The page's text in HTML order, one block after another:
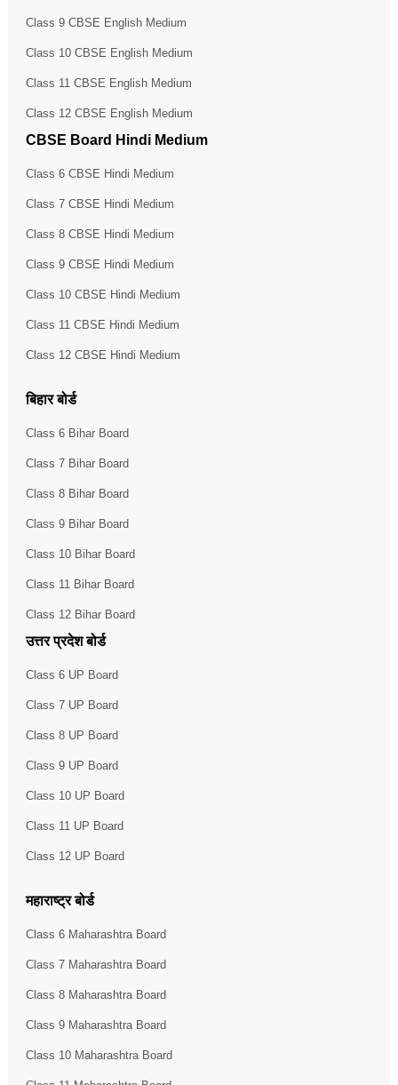
Class 9 CBSE English Medium
Class 10 CBSE English Medium
Class 11 CBSE English Medium
Class 12 CBSE English Medium
CBSE Board Hindi Medium
Class 6 CBSE Hindi Medium
Class 7 CBSE Hindi Medium
Class 8 CBSE Hindi Medium
Class 9 CBSE Hindi Medium
Class 10 CBSE Hindi Medium
Class 11 CBSE Hindi Medium
Class 12 CBSE Hindi Medium
बिहार बोर्ड
Class 6 Bihar Board
Class 7 Bihar Board
Class 8 Bihar Board
Class 9 Bihar Board
Class 10 Bihar Board
Class 11 Bihar Board
Class 12 Bihar Board
उत्तर प्रदेश बोर्ड
Class 6 UP Board
Class 7 UP Board
Class 8 UP Board
Class 9 UP Board
Class 10 UP Board
Class 11 UP Board
Class 12 UP Board
महाराष्ट्र बोर्ड
Class 6 Maharashtra Board
Class 7 Maharashtra Board
Class 8 Maharashtra Board
Class 9 Maharashtra Board
Class 10 Maharashtra Board